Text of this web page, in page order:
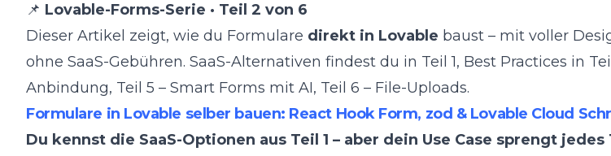
📌 Lovable-Forms-Serie · Teil 2 von 6
Dieser Artikel zeigt, wie du Formulare direkt in Lovable baust – mit voller
ohne SaaS-Gebühren. SaaS-Alternativen findest du in Teil 1, Best Practices in
Anbindung, Teil 5 – Smart Forms mit AI, Teil 6 – File-Uploads.
Formulare in Lovable selber bauen: React Hook Form, zod & Lovable Cloud
Du kennst die SaaS-Optionen aus Teil 1 – aber dein Use Case sprengt